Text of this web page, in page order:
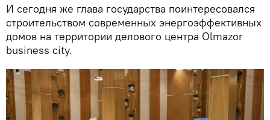
И сегодня же глава государства поинтересовался
строительством современных энергоэффективных
домов на территории делового центра Olmazor
business city.